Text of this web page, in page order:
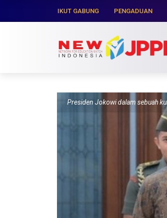
IKUT GABUNG PENGADUAN
Presiden Jokowi dalam sebuah